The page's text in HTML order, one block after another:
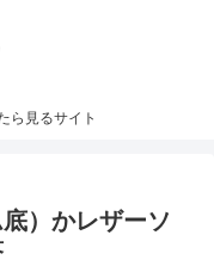
ら見るサイト
）かレザーソ